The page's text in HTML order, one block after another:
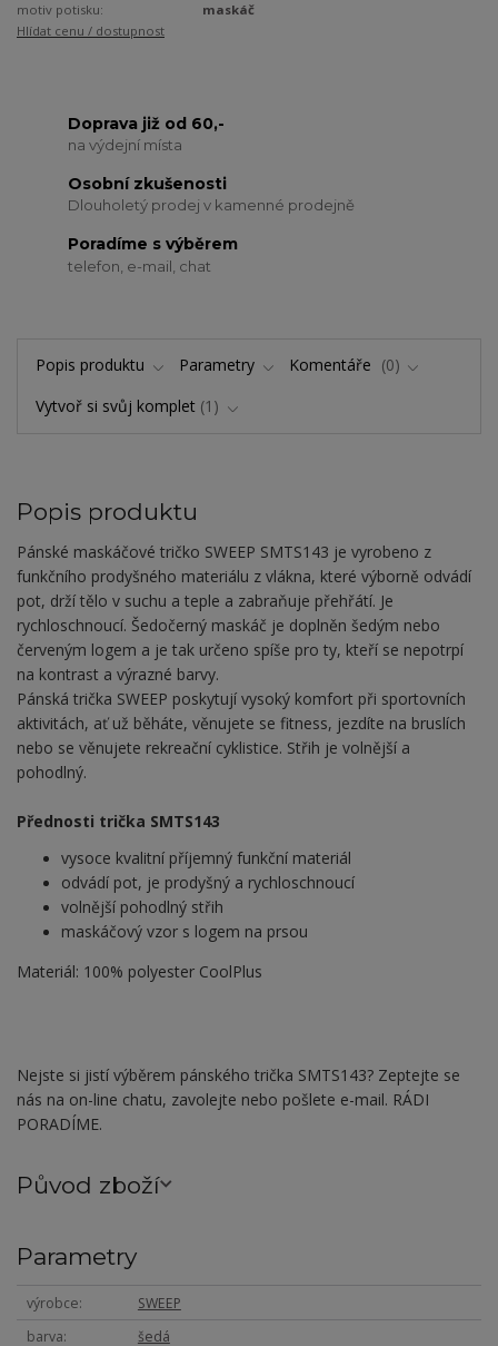
motiv potisku:
maskáč
Hlídat cenu / dostupnost
Doprava již od 60,-
na výdejní místa
Osobní zkušenosti
Dlouholetý prodej v kamenné prodejně
Poradíme s výběrem
telefon, e-mail, chat
Popis produktu Parametry Komentáře
0
Vytvoř si svůj komplet 1
Popis produktu
Pánské maskáčové tričko SWEEP SMTS143 je vyrobeno z
funkčního prodyšného materiálu z vlákna, které výborně odvádí
pot, drží tělo v suchu a teple a zabraňuje přehřátí. Je
rychloschnoucí. Šedočerný maskáč je doplněn šedým nebo
červeným logem a je tak určeno spíše pro ty, kteří se nepotrpí
na kontrast a výrazné barvy.
Pánská trička SWEEP poskytují vysoký komfort při sportovních
aktivitách, ať už běháte, věnujete se fitness, jezdíte na bruslích
nebo se věnujete rekreační cyklistice. Střih je volnější a
pohodlný.
Přednosti trička SMTS143
vysoce kvalitní příjemný funkční materiál
odvádí pot, je prodyšný a rychloschnoucí
volnější pohodlný střih
maskáčový vzor s logem na prsou
Materiál: 100% polyester CoolPlus
Nejste si jistí výběrem pánského trička SMTS143? Zeptejte se
nás na on-line chatu, zavolejte nebo pošlete e-mail. RÁDI
PORADÍME.
Původ zboží
Parametry
výrobce
SWEEP
barva
šedá